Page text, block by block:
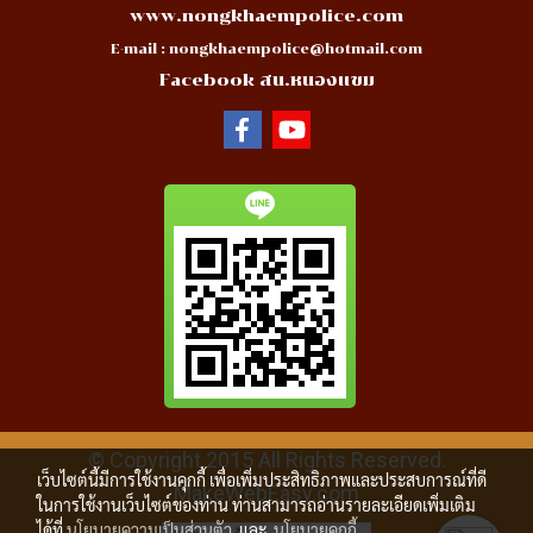
www.nongkhaempolice.com
E-mail : nongkhaempolice@hotmail.com
Facebook สน.หนองแขม
© Copyright 2015 All Rights Reserved.
MakeWebEasy.com
เว็บไซต์นี้มีการใช้งานคุกกี้ เพื่อเพิ่มประสิทธิภาพและประสบการณ์ที่ดี
ในการใช้งานเว็บไซต์ของท่าน ท่านสามารถอ่านรายละเอียดเพิ่มเติม